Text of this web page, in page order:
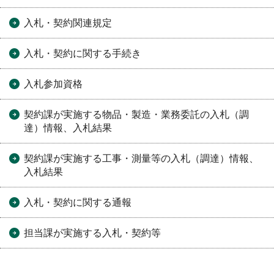
入札・契約関連規定
入札・契約に関する手続き
入札参加資格
契約課が実施する物品・製造・業務委託の入札（調
達）情報、入札結果
契約課が実施する工事・測量等の入札（調達）情報、
入札結果
入札・契約に関する通報
担当課が実施する入札・契約等